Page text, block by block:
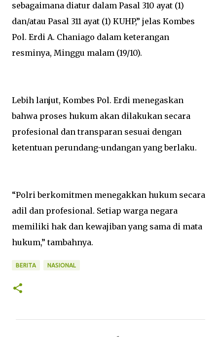
sebagaimana diatur dalam Pasal 310 ayat (1)
dan/atau Pasal 311 ayat (1) KUHP,” jelas Kombes
Pol. Erdi A. Chaniago dalam keterangan
resminya, Minggu malam (19/10).
Lebih lanjut, Kombes Pol. Erdi menegaskan
bahwa proses hukum akan dilakukan secara
profesional dan transparan sesuai dengan
ketentuan perundang-undangan yang berlaku.
“Polri berkomitmen menegakkan hukum secara
adil dan profesional. Setiap warga negara
memiliki hak dan kewajiban yang sama di mata
hukum,” tambahnya.
BERITA NASIONAL